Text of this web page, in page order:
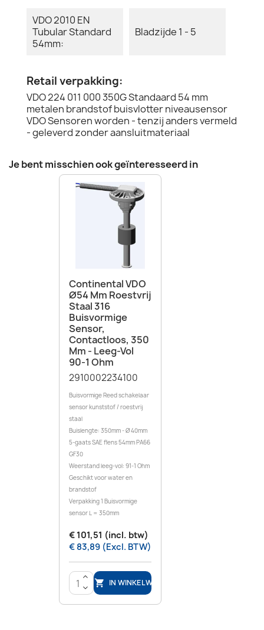
VDO 2010 EN
Tubular Standard
54mm:
Bladzijde 1 - 5
Retail verpakking:
VDO 224 011 000 350G Standaard 54 mm
metalen brandstof buisvlotter niveausensor
VDO Sensoren worden - tenzij anders vermeld
- geleverd zonder aansluitmateriaal
Je bent misschien ook geïnteresseerd in
Continental VDO
Ø54 Mm Roestvrij
Staal 316
Buisvormige
Sensor,
Contactloos, 350
Mm - Leeg-Vol
90-1 Ohm
2910002234100
Buisvormige Reed schakelaar
sensor kunststof / roestvrij
staal
Buislengte: 350mm - Ø 40mm
5-gaats SAE flens 54mm PA66
GF30
Weerstand leeg-vol: 91-1 Ohm
Geschikt voor water en
brandstof
Verpakking 1 Buisvormige
sensor L = 350mm
€ 101,51 (incl. btw)
€ 83,89 (Excl. BTW)
>
<
 IN WINKELWAGEN